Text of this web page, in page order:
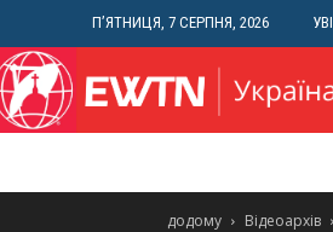
П’ЯТНИЦЯ, 7 СЕРПНЯ, 2026
додому Відеоархів